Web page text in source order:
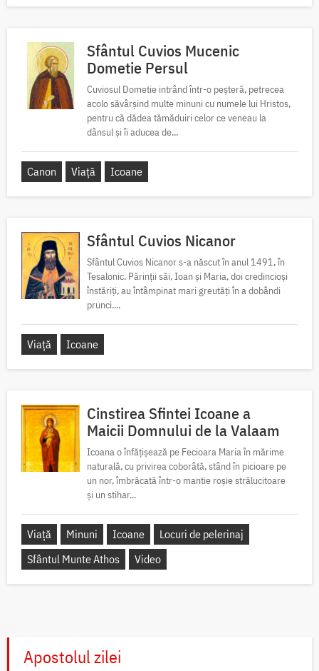
Sfântul Cuvios Mucenic
Dometie Persul
Cuviosul Dometie intrând într-o peșteră, petrecea
acolo săvârșind multe minuni cu numele lui Hristos,
pentru că dădea tămăduiri celor ce veneau la
dânsul și îi aducea de...
Canon Viață Icoane
Sfântul Cuvios Nicanor
Sfântul Cuvios Nicanor s-a născut în anul 1491, în
Tesalonic. Părinții săi, Ioan și Maria, doi credincioși
înstăriți, au întâmpinat mari greutăți în a dobândi
prunci....
Viață Icoane
Cinstirea Sfintei Icoane a
Maicii Domnului de la Valaam
Icoana o înfățișează pe Fecioara Maria în mărime
naturală, cu privirea coborâtă, stând în picioare pe
un nor, îmbrăcată într-o mantie roșie strălucitoare
și un stihar...
Viață Minuni Icoane
Locuri de pelerinaj
Sfântul Munte Athos
Video
Apostolul zilei